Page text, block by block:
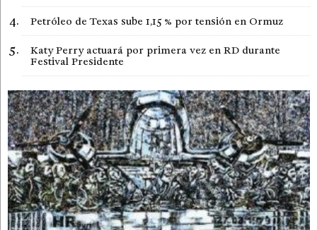
Petróleo de Texas sube 1,15 % por tensión en Ormuz
Katy Perry actuará por primera vez en RD durante
Festival Presidente